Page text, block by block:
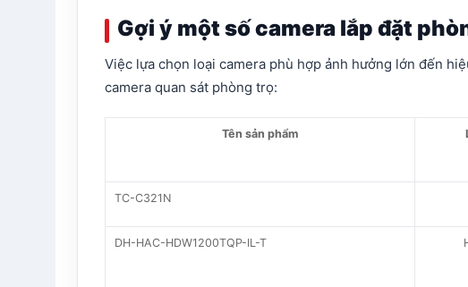
Gợi ý một số camera lắp đặt
Việc lựa chọn loại camera phù hợp ảnh hưởng lớn đến
camera quan sát phòng trọ:
Tên sản phẩm
TC-C321N
DH-HAC-HDW1200TQP-IL-T